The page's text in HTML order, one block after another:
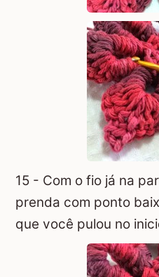
15 - Com o fio já na
prenda com ponto
que você pulou no